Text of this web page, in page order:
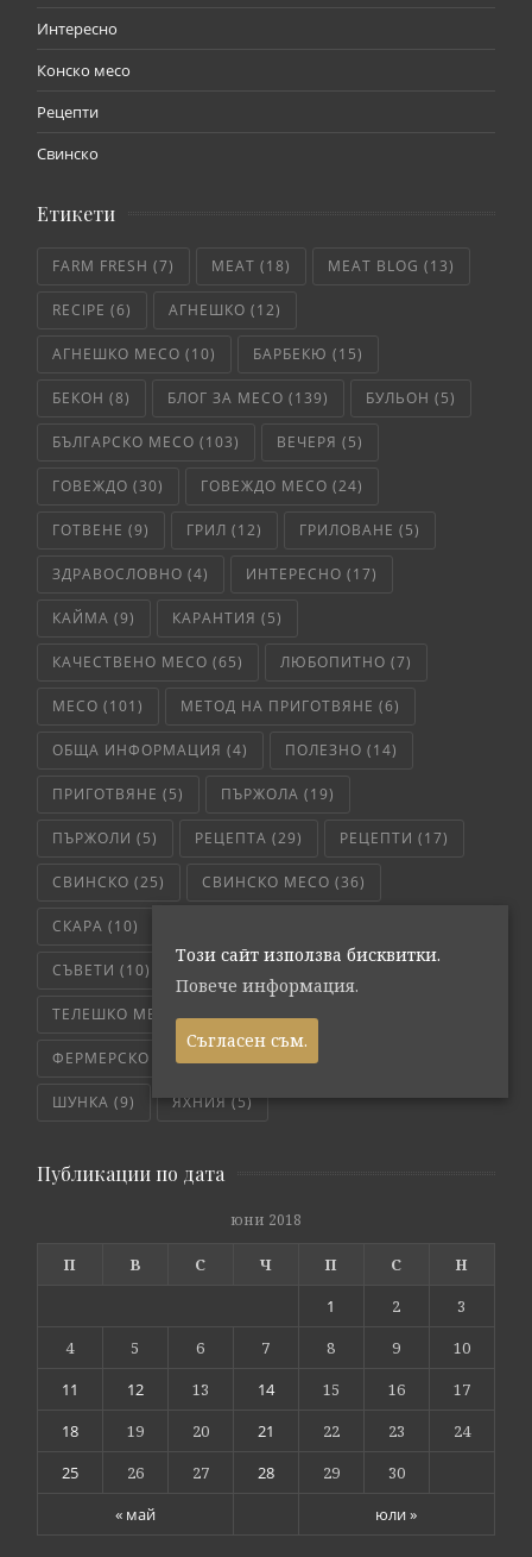
Интересно
Конско месо
Рецепти
Свинско
Етикети
FARM FRESH (7) MEAT (18) MEAT BLOG (13)
RECIPE (6) АГНЕШКО (12)
АГНЕШКО МЕСО (10) БАРБЕКЮ (15)
БЕКОН (8) БЛОГ ЗА МЕСО (139) БУЛЬОН (5)
БЪЛГАРСКО МЕСО (103) ВЕЧЕРЯ (5)
ГОВЕЖДО (30) ГОВЕЖДО МЕСО (24)
ГОТВЕНЕ (9) ГРИЛ (12) ГРИЛОВАНЕ (5)
ЗДРАВОСЛОВНО (4) ИНТЕРЕСНО (17)
КАЙМА (9) КАРАНТИЯ (5)
КАЧЕСТВЕНО МЕСО (65) ЛЮБОПИТНО (7)
МЕСО (101) МЕТОД НА ПРИГОТВЯНЕ (6)
ОБЩА ИНФОРМАЦИЯ (4) ПОЛЕЗНО (14)
ПРИГОТВЯНЕ (5) ПЪРЖОЛА (19)
ПЪРЖОЛИ (5) РЕЦЕПТА (29) РЕЦЕПТИ (17)
СВИНСКО (25) СВИНСКО МЕСО (36)
СКАРА (10)
СЪВЕТИ (10)
ТЕЛЕШКО МЕСО(6) ТРИКОВЕ(8)
ФЕРМЕРСКО СВЕЖО ЧЕРВЕНО МЕСО
ШУНКА (9) ЯХНИЯ(5)
Публикации по дата
юни 2018
П В С Ч П С Н
« май юли »
1 2
3
4
5 6 7 8 9
10
11
12 13 14 15 16
17
18
19 20 21 22 23
24
25
26 27 28 29 30
Този сайт използва бисквитки.
Повече информация.
Съгласен съм.